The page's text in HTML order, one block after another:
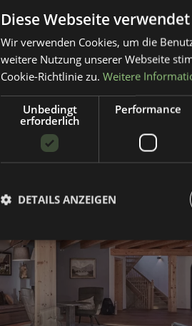
Diese Webseite
Wir verwenden Cookies, um die
weitere Nutzung unserer Webseite
Cookie-Richtlinie zu. Weitere
Unbedingt
erforderlich
Performance
DETAILS ANZEIGEN